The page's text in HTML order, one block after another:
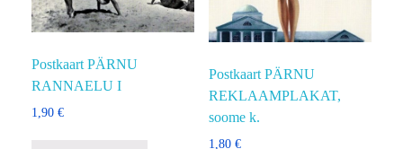
Postkaart PÄRNU
RANNAELU I
1,90 €
Postkaart PÄRNU
REKLAAMPLAKAT,
soome k.
1,80 €